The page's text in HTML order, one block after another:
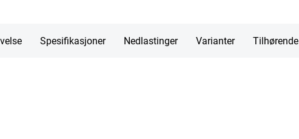
Spesifikasjoner Nedlastinger Varianter Tilhørende